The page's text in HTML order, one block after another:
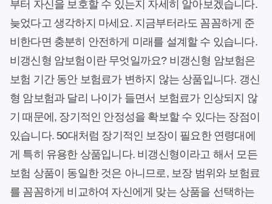
부터 자신을 보호할 수 있는지 자세히 알아보겠습니다.
늦었다고 생각하지 마세요. 지금부터라도 꼼꼼하게 준
비한다면 충분히 안전하게 미래를 설계할 수 있습니다.
비갱신형 암보험이란 무엇일까요? 비갱신형 암보험은
보험 기간 동안 보험료가 변하지 않는 상품입니다. 갱신
형 암보험과 달리 나이가 들면서 보험료가 인상되지 않
기 때문에, 장기적인 안정성을 확보할 수 있다는 장점이
있습니다. 50대처럼 장기적인 보장이 필요한 연령대에
게 특히 유용한 상품입니다. 비갱신형이라고 해서 모든
보험 상품이 동일한 것은 아니므로, 보장 범위와 보험료
를 꼼꼼하게 비교하여 자신에게 맞는 상품을 선택하는